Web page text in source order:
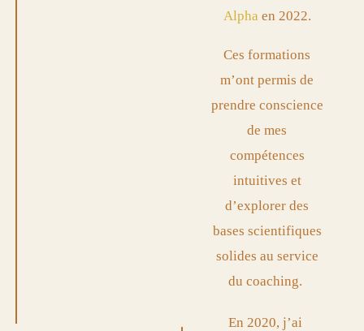
Alpha en 2022.
Ces formations
m’ont permis de
prendre conscience
de mes
compétences
intuitives et
d’explorer des
bases scientifiques
solides au service
du coaching.
En 2020, j’ai